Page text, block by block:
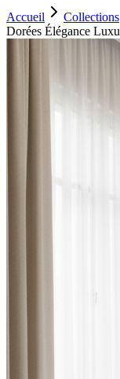
Accueil Collections
Dorées Élégance